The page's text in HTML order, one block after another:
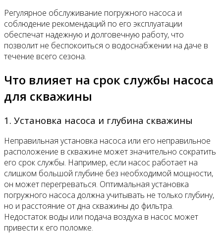
Регулярное обслуживание погружного насоса и
соблюдение рекомендаций по его эксплуатации
обеспечат надежную и долговечную работу, что
позволит не беспокоиться о водоснабжении на даче в
течение всего сезона.
Что влияет на срок службы насоса
для скважины
1. Установка насоса и глубина скважины
Неправильная установка насоса или его неправильное
расположение в скважине может значительно сократить
его срок службы. Например, если насос работает на
слишком большой глубине без необходимой мощности,
он может перегреваться. Оптимальная установка
погружного насоса должна учитывать не только глубину,
но и расстояние от дна скважины до фильтра.
Недостаток воды или подача воздуха в насос может
привести к его поломке.